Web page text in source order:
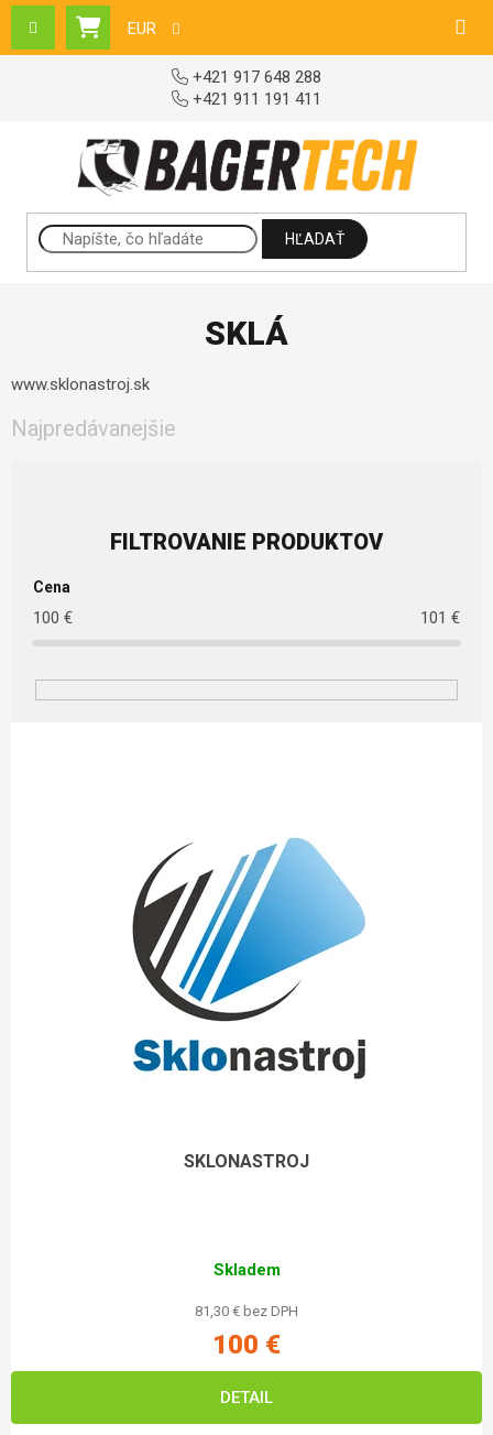
Prejsť na obsah
NÁKUPNÝ KOŠÍK
EUR
+421 917 648 288
+421 911 191 411
HĽADAŤ
SKLÁ
www.sklonastroj.sk
Najpredávanejšie
Cena
100 € 101 €
SKLONASTROJ
Skladem
81,30 € bez DPH
100 €
DETAIL